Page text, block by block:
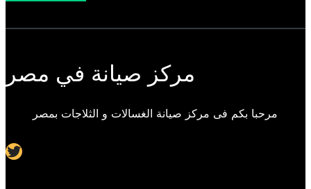
مركز صيانة في مصر
مرحبا بكم فى مركز صيانة الغسالات و الثلاجات بمصر
Twitter